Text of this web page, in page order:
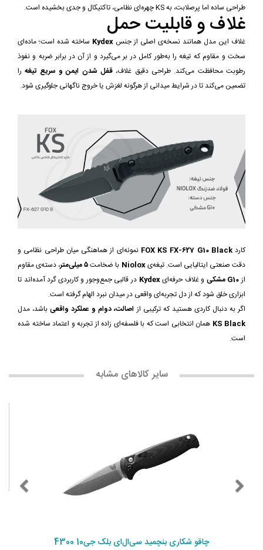
طراحی ساده اما پرصلابت، به KS چهره‌ای نظامی، تاکتیکال و جدی بخشیده است.
غلاف و قابلیت حمل
غلاف این مدل همانند نسخه‌ی اصلی از جنس Kydex ساخته شده است؛ ماده‌ای
سخت و مقاوم که تیغه را به‌طور کامل در بر می‌گیرد و از آن در برابر ضربه و نفوذ
رطوبت محافظت می‌کند. طراحی دقیق غلاف، قفل شدن ایمن و سریع تیغهرا
تضمین می‌کند تا در شرایط میدانی از هرگونه لغزش یا خروج ناگهانی جلوگیری شود.
کاردFOX KS FX-627 G10 Black نمونه‌ای از هماهنگی میان طراحی نظامی و
دقت صنعتی ایتالیایی است. تیغه‌یNiolox با ضخامت۵ میلی‌متر
، دسته‌ی مقاوم
از G10 مشکی و غلاف حرفه‌ایKydex در قالبی جمع‌وجور و کاربردی گرد آمده‌اند تا
ابزاری خلق شود که از دل تجربه‌ای واقعی در میدان نبرد الهام گرفته است.
اگر به دنبال کاردی هستید که ترکیبی از اصالت، دوام و عملکرد واقعیباشد، مدل
KS Black همان انتخابی است که با فلسفه‌ای زاده از تجربه و اعتماد ساخته شده
است.
سایر کالاهای مشابه
چاقو شکاری بنچمید سی‌ال‌ای بلک جی10 4300